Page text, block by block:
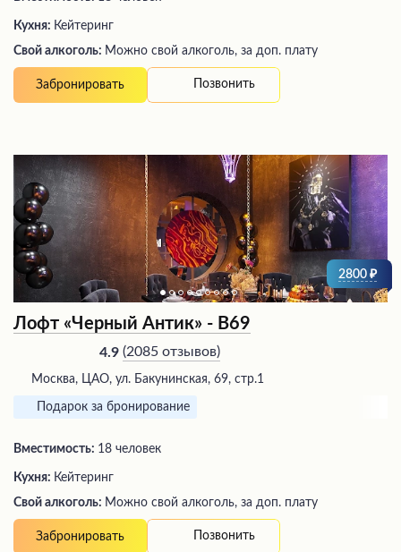
Кухня: Кейтеринг
Свой алкоголь: Можно свой алкоголь, за доп. плату
Забронировать Позвонить
2800
Лофт «Черный Антик» - В69
4.9 (2085 отзывов)
Москва, ЦАО, ул. Бакунинская, 69, стр.1
Подарок за бронирование
Вместимость: 18 человек
Кухня: Кейтеринг
Свой алкоголь: Можно свой алкоголь, за доп. плату
Забронировать Позвонить